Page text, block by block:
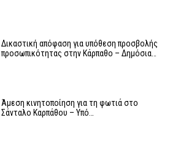
Δικαστική απόφαση για υπόθεση προσβολής
προσωπικότητας στην Κάρπαθο – Δημόσια…
Άμεση κινητοποίηση για τη φωτιά στο
Σάνταλο Καρπάθου – Υπό…